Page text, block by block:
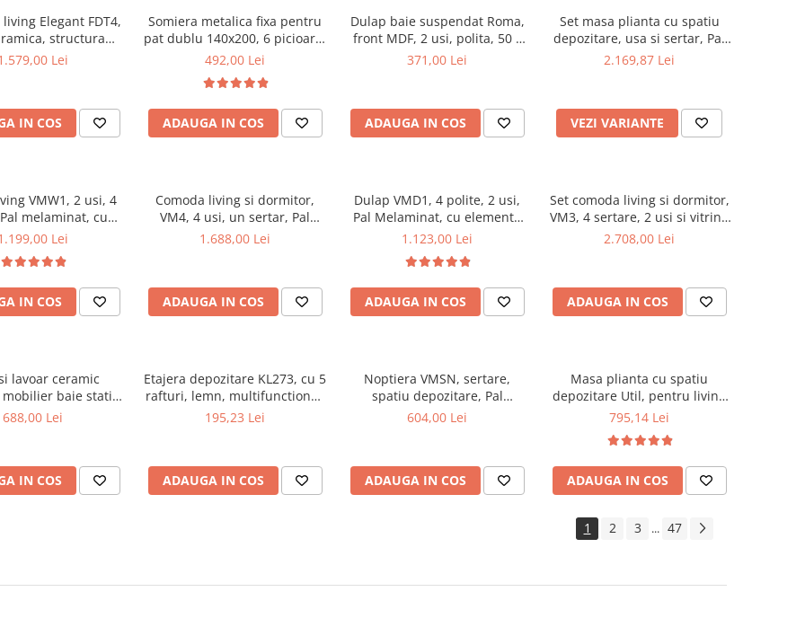
Elegant FDT4,
structura
140x80x75 cm,
bej
Lei
IN COS
Somiera metalica fixa pentru
pat dublu 140x200, 6 picioare,
32 lamele lemn fag, benzi
negru
492,00 Lei
ADAUGA IN COS
Dulap baie suspendat Roma,
front MDF, 2 usi, polita, 50 x
68 cm, alb
371,00 Lei
ADAUGA IN COS
Set masa plianta cu spatiu
depozitare, usa si sertar, Pal
Melaminat, 160x96x80 cm si 6
2.169,87 Lei
VEZI VARIANTE
VMW1, 2 usi, 4
melaminat, cu
MDF, Nuc
Lei
IN COS
Comoda living si dormitor,
VM4, 4 usi, un sertar, Pal
melaminat, cu insertii MDF,
1.688,00 Lei
ADAUGA IN COS
Dulap VMD1, 4 polite, 2 usi,
Pal Melaminat, cu elemente
din MDF, Nuc
1.123,00 Lei
ADAUGA IN COS
Set comoda living si dormitor,
VM3, 4 sertare, 2 usi si vitrina
suprapozabila VMN4, 2 usi, 2
2.708,00 Lei
ADAUGA IN COS
lavoar ceramic
mobilier baie stativ
MDF, 2 usi, 2
688,00 Lei
IN COS
Etajera depozitare KL273, cu 5
rafturi, lemn, multifunctional,
natur
195,23 Lei
ADAUGA IN COS
Noptiera VMSN, sertare,
spatiu depozitare, Pal
Melaminat, insertii MDF, Nuc
604,00 Lei
ADAUGA IN COS
Masa plianta cu spatiu
depozitare Util, pentru living
si bucatarie, PAL, structura
persoane, 160x96x80 cm, fag
795,14 Lei
ADAUGA IN COS
1 2 3 ... 47